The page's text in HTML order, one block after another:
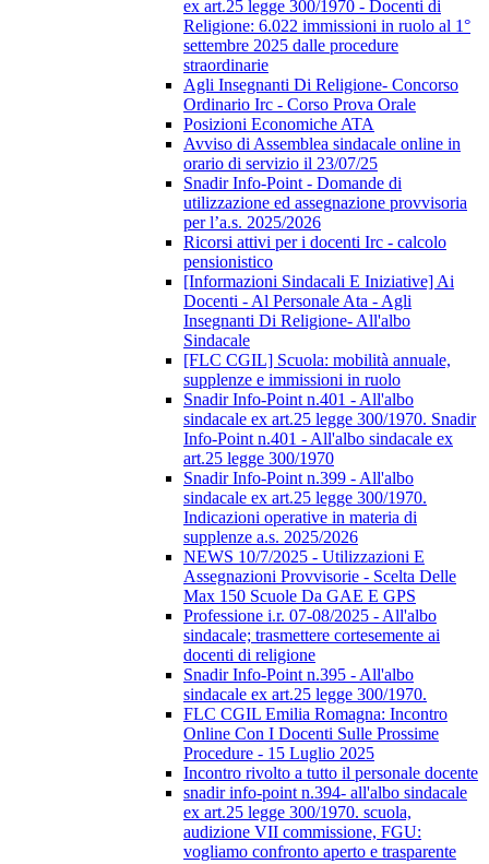
ex art.25 legge 300/1970 - Docenti di
Religione: 6.022 immissioni in ruolo al 1°
settembre 2025 dalle procedure
straordinarie
Agli Insegnanti Di Religione- Concorso
Ordinario Irc - Corso Prova Orale
Posizioni Economiche ATA
Avviso di Assemblea sindacale online in
orario di servizio il 23/07/25
Snadir Info-Point - Domande di
utilizzazione ed assegnazione provvisoria
per l’a.s. 2025/2026
Ricorsi attivi per i docenti Irc - calcolo
pensionistico
[Informazioni Sindacali E Iniziative] Ai
Docenti - Al Personale Ata - Agli
Insegnanti Di Religione- All'albo
Sindacale
[FLC CGIL] Scuola: mobilità annuale,
supplenze e immissioni in ruolo
Snadir Info-Point n.401 - All'albo
sindacale ex art.25 legge 300/1970. Snadir
Info-Point n.401 - All'albo sindacale ex
art.25 legge 300/1970
Snadir Info-Point n.399 - All'albo
sindacale ex art.25 legge 300/1970.
Indicazioni operative in materia di
supplenze a.s. 2025/2026
NEWS 10/7/2025 - Utilizzazioni E
Assegnazioni Provvisorie - Scelta Delle
Max 150 Scuole Da GAE E GPS
Professione i.r. 07-08/2025 - All'albo
sindacale; trasmettere cortesemente ai
docenti di religione
Snadir Info-Point n.395 - All'albo
sindacale ex art.25 legge 300/1970.
FLC CGIL Emilia Romagna: Incontro
Online Con I Docenti Sulle Prossime
Procedure - 15 Luglio 2025
Incontro rivolto a tutto il personale docente
snadir info-point n.394- all'albo sindacale
ex art.25 legge 300/1970. scuola,
audizione VII commissione, FGU:
vogliamo confronto aperto e trasparente